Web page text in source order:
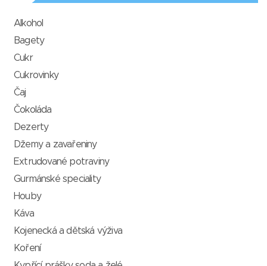
Alkohol
Bagety
Cukr
Cukrovinky
Čaj
Čokoláda
Dezerty
Džemy a zavařeniny
Extrudované potraviny
Gurmánské speciality
Houby
Káva
Kojenecká a dětská výživa
Koření